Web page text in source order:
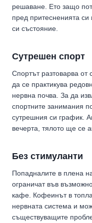
решаване. Ето защо
пред притесненията си
си състояние.
Сутрешен спорт
Спортът разтоварва
да се практикува
нервна почва. За да
спортните занимания
сутрешния си график.
вечерта, тялото ще се
Без стимуланти
Попадналите в плена
ограничат във
кафе. Кофеинът в
нервната система и
съществуващите